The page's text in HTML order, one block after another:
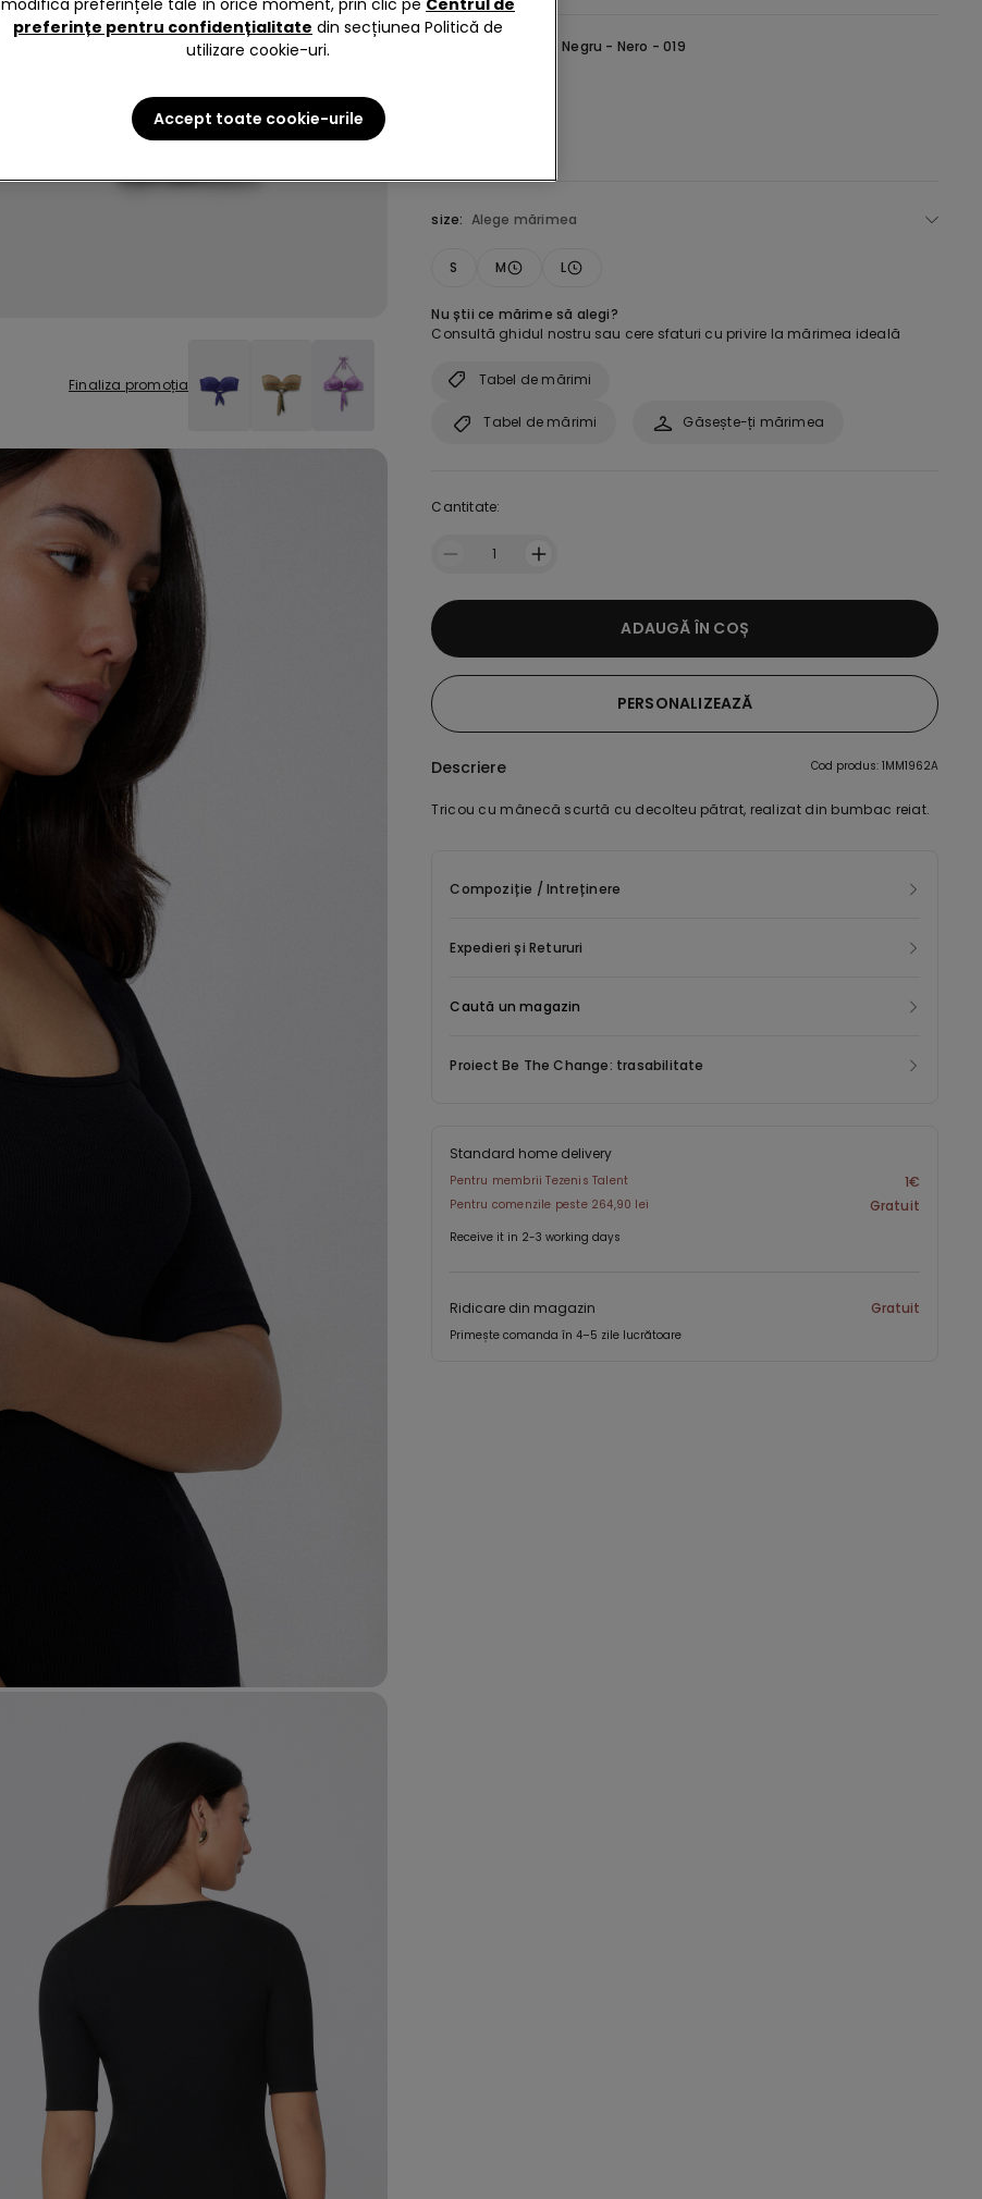
Finaliza promoția
Culoare selectată:Negru - Nero - 019
size: Alege mărimea
S M L
Nu știi ce mărime să alegi?
Consultă ghidul nostru sau cere sfaturi cu privire la mărimea ideală
Tabel de mărimi
Găsește-ți mărimea
Tabel de mărimi
Cantitate:
1
ADAUGĂ ÎN COȘ
PERSONALIZEAZĂ
Descriere Cod produs: 1MM1962A
Tricou cu mânecă scurtă cu decolteu pătrat, realizat din bumbac reiat.
Compoziție / Intreținere
Expedieri și Retururi
Caută un magazin
Proiect Be The Change: trasabilitate
Standard home delivery
Pentru membrii Tezenis Talent 1€
Pentru comenzile peste 264,90 lei Gratuit
Receive it in 2-3 working days
Ridicare din magazin Gratuit
Primește comanda în 4–5 zile lucrătoare
modifica preferințele tale în orice moment, prin clic pe Centrul de
preferințe pentru confidențialitate din secțiunea Politică de
utilizare cookie-uri.
Accept toate cookie-urile